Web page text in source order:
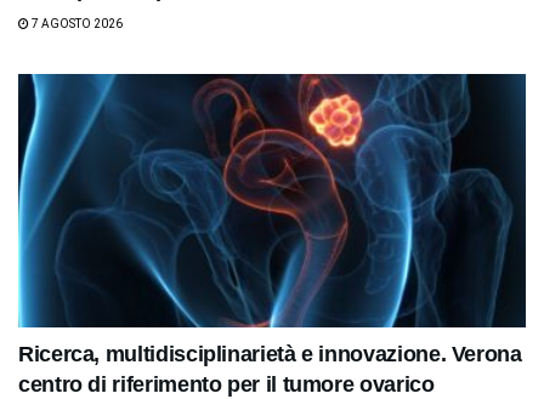
7 AGOSTO 2026
Ricerca, multidisciplinarietà e innovazione. Verona
centro di riferimento per il tumore ovarico